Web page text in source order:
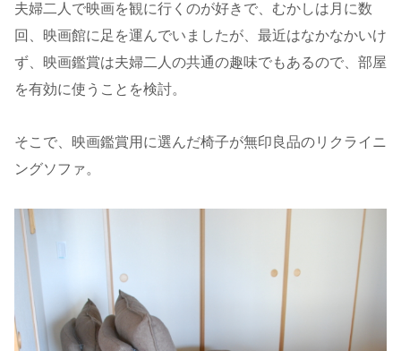
夫婦二人で映画を観に行くのが好きで、むかしは月に数
回、映画館に足を運んでいましたが、最近はなかなかいけ
ず、映画鑑賞は夫婦二人の共通の趣味でもあるので、部屋
を有効に使うことを検討。
そこで、映画鑑賞用に選んだ椅子が無印良品のリクライニ
ングソファ。